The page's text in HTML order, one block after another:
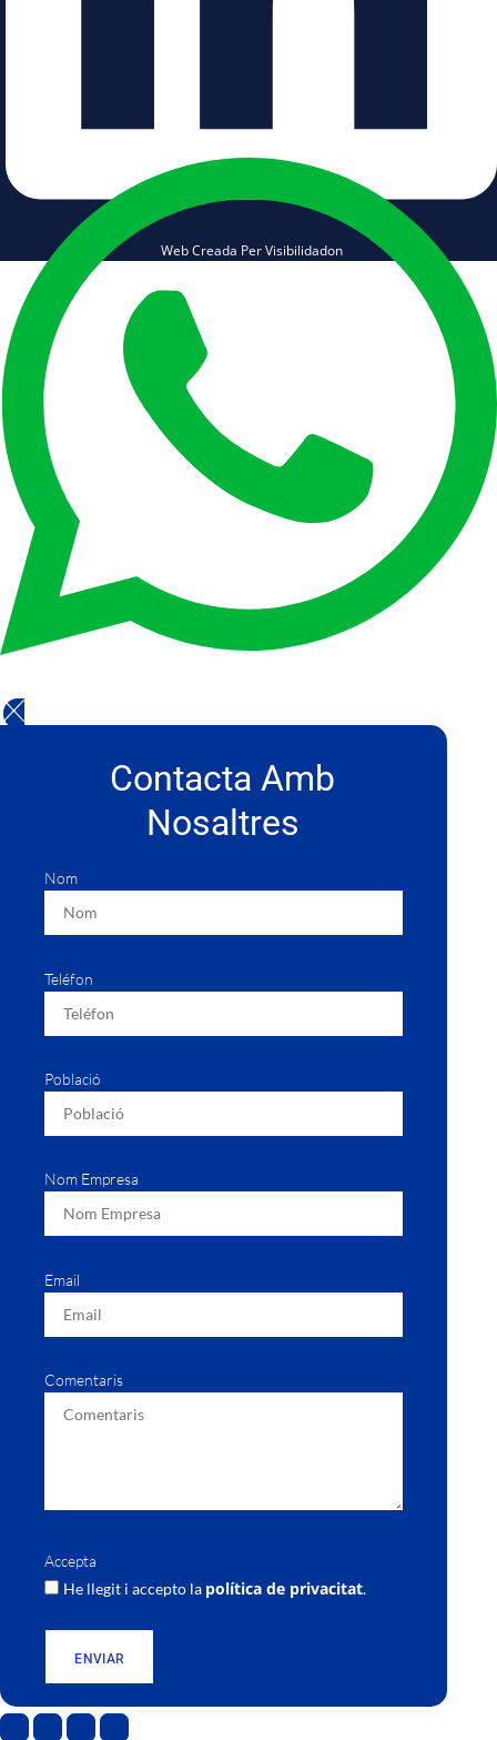
Web Creada Per Visibilidadon
Contacta Amb
Nosaltres
Nom
Teléfon
Població
Nom Empresa
Email
Comentaris
Accepta
He llegit i accepto la política de privacitat.
ENVIAR